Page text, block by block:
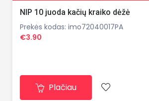
NIP 10 juoda kačių kraiko dėžė
Prekės kodas: imo72040017PA
€3.90
Plačiau